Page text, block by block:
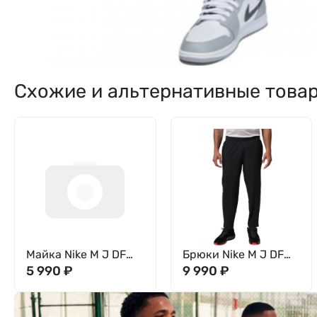
Схожие и альтернативные
Майка Nike M J DF
SPT ESS SLVS TOP
5 990 ₽
Брюки Nike M J DF
SPT ESS WVN PANT
9 990 ₽